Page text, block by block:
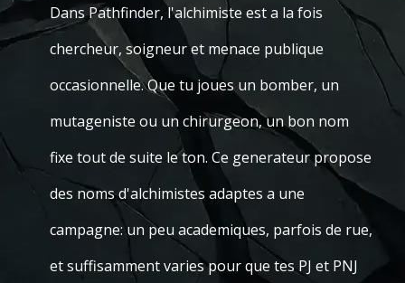
Dans Pathfinder, l'alchimiste est a la fois
chercheur, soigneur et menace publique
occasionnelle. Que tu joues un bomber, un
mutageniste ou un chirurgeon, un bon nom
fixe tout de suite le ton. Ce generateur propose
des noms d'alchimistes adaptes a une
campagne: un peu academiques, parfois de rue,
et suffisamment varies pour que tes PJ et PNJ